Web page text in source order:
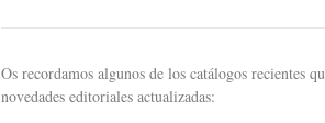
Os recordamos algunos de los catálogos recientes
novedades editoriales actualizadas: